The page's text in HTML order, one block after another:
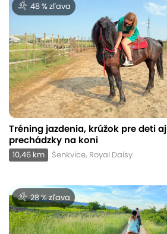
48 % zľava
Tréning jazdenia, krúžok pre deti aj
prechádzky na koni
10,46 km Šenkvice, Royal Daisy
28 % zľava